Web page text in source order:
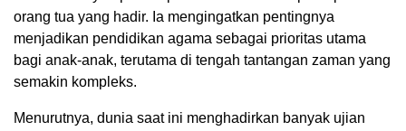
orang tua yang hadir. Ia mengingatkan pentingnya
menjadikan pendidikan agama sebagai prioritas utama
bagi anak-anak, terutama di tengah tantangan zaman yang
semakin kompleks.
Menurutnya, dunia saat ini menghadirkan banyak ujian